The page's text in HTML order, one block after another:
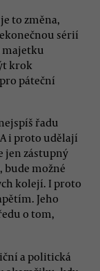
to změna,
sérií
majetku
krok
páteční
řadu
i proto udělají
jen zástupný
bude možné
kolejí. I proto
Jeho
o tom,
a politická